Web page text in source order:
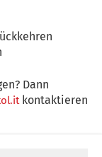
Dann
kontaktieren